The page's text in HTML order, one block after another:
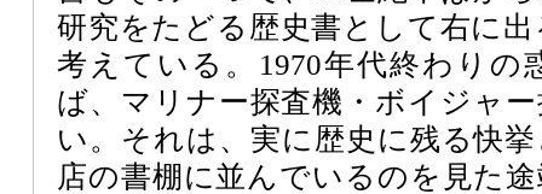
研究をたどる歴史書として右に
考えている。1970年代終わりの
ば、マリナー探査機・ボイジャ
い。それは、実に歴史に残る快
店の書棚に並んでいるのを見た